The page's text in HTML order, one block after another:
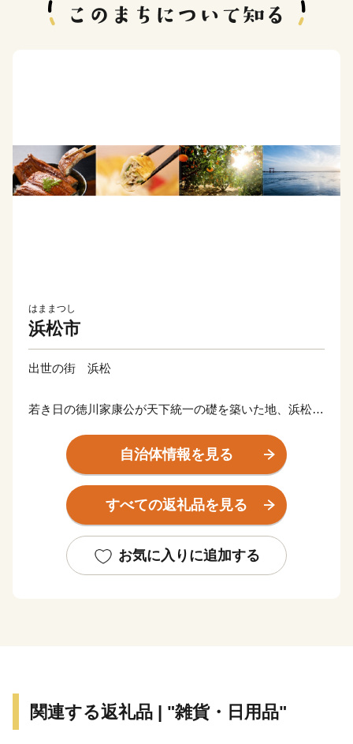
はままつし
浜松市
出世の街 浜松
若き日の徳川家康公が天下統一の礎を築いた地、浜松。
出世しました。
近代では、世界的な研究者や技術者、音楽家や芸術家を
輩出したほか、世界に名高い多くの企業が、浜松から生
まれています。
浜松市は東京と大阪のほぼ中央に位置する、人口約80万
人の政令指定都市。北は天竜の美林、南は遠州灘、西は
施設も年々充実しています。
自治体情報を見る
すべての返礼品を見る
お気に入りに追加する
関連する返礼品 | "雑貨・日用品"